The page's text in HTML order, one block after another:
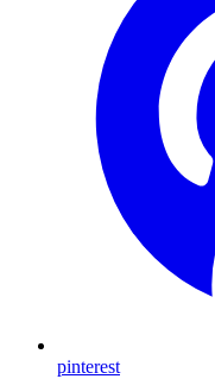
pinterest